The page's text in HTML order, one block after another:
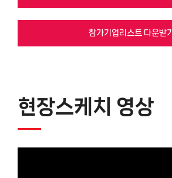
참가기업리스트 다운받기
현장스케치 영상